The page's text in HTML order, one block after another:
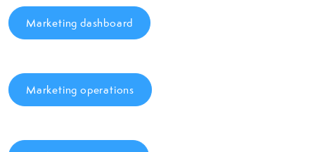
Marketing dashboard
Marketing operations